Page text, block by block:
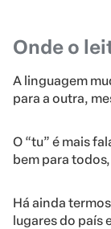
Onde o
A linguagem
para a outra,
O “tu” é mais
bem para
Há ainda
lugares do país